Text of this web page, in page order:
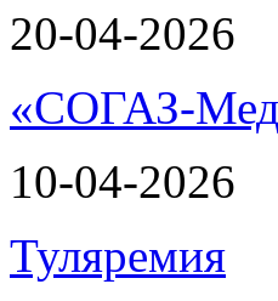
20-04-2026
«СОГАЗ-
10-04-2026
Туляремия